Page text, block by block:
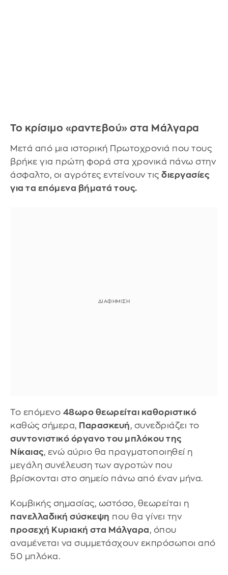
Το κρίσιμο «ραντεβού» στα Μάλγαρα
Μετά από μια ιστορική Πρωτοχρονιά που τους
βρήκε για πρώτη φορά στα χρονικά πάνω στην
άσφαλτο, οι αγρότες εντείνουν τις διεργασίες
για τα επόμενα βήματά τους.
Το επόμενο 48ωρο θεωρείται καθοριστικό
καθώς σήμερα, Παρασκευή, συνεδριάζει το
συντονιστικό όργανο του μπλόκου της
Νίκαιας, ενώ αύριο θα πραγματοποιηθεί η
μεγάλη συνέλευση των αγροτών που
βρίσκονται στο σημείο πάνω από έναν μήνα.
Κομβικής σημασίας, ωστόσο, θεωρείται η
πανελλαδική σύσκεψη που θα γίνει την
προσεχή Κυριακή στα Μάλγαρα, όπου
αναμένεται να συμμετάσχουν εκπρόσωποι από
50 μπλόκα.